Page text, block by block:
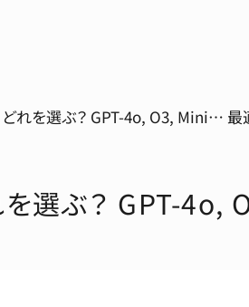
どれを選ぶ？ GPT-4o, O3, Mini…
を選ぶ？ GPT-